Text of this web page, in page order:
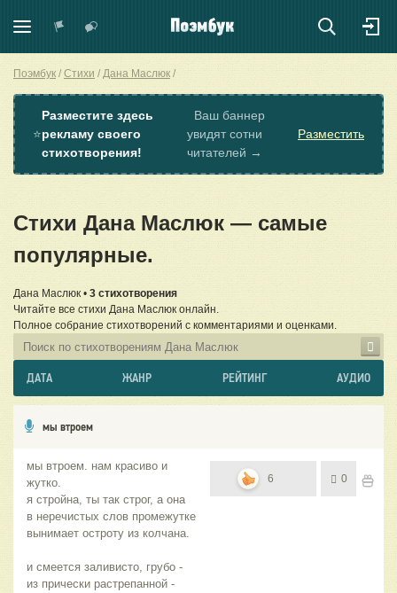
Поэмбук Стихи Дана Маслюк
⭐
Разместите здесь
рекламу своего
стихотворения!
Ваш баннер
увидят сотни
читателей →
Разместить
Стихи Дана Маслюк — самые
популярные.
Дана Маслюк • 3 стихотворения
Читайте все стихи Дана Маслюк онлайн.
Полное собрание стихотворений с комментариями и оценками.
ДАТА ЖАНР РЕЙТИНГ АУДИО
мы втроем
мы втроем. нам красиво и
жутко.
я стройна, ты так строг, а она
в неречистых слов промежутке
вынимает остроту из колчана.
и смеется заливисто, грубо -
из прически растрепанной -
6 0